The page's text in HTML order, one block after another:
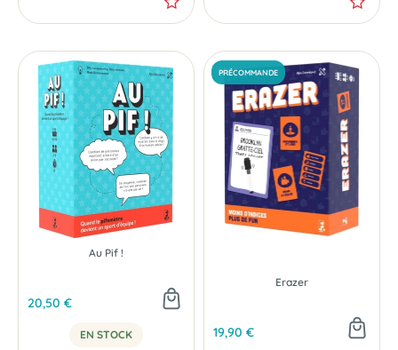
Au Pif !
20,50 €
EN STOCK
Erazer
19,90 €